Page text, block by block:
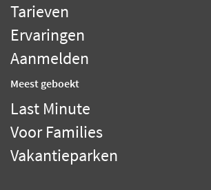
Tarieven
Ervaringen
Aanmelden
Meest geboekt
Last Minute
Voor Families
Vakantieparken